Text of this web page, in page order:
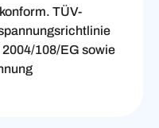
TÜV-
108/EG sowie